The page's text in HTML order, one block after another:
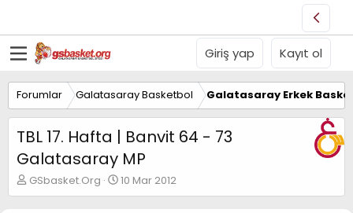
Giriş yap Kayıt ol
Forumlar Galatasaray Basketbol Galatasaray Erkek
TBL 17. Hafta | Banvit 64 - 73
Galatasaray MP
K
o
GSbasket.Org
B
a
10 Mar 2012